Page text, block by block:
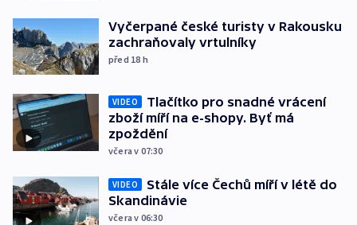
Vyčerpané české turisty v Rakousku
zachraňovaly vrtulníky
před 18 h
VIDEO
Tlačítko pro snadné vrácení
zboží míří na e-shopy. Byť má
zpoždění
včera v 07:30
VIDEO
Stále více Čechů míří v létě do
Skandinávie
včera v 06:30